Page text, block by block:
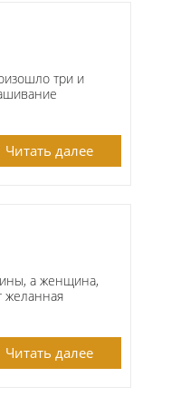
три и
Читать далее
а женщина,
желанная
Читать далее